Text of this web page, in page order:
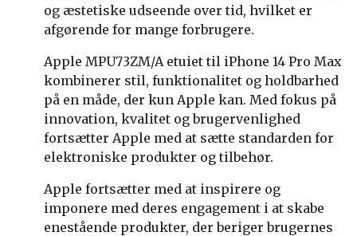
og æstetiske udseende over tid, hvilket er
afgørende for mange forbrugere.
Apple MPU73ZM/A etuiet til iPhone 14 Pro Max
kombinerer stil, funktionalitet og holdbarhed
på en måde, der kun Apple kan. Med fokus på
innovation, kvalitet og brugervenlighed
fortsætter Apple med at sætte standarden for
elektroniske produkter og tilbehør.
Apple fortsætter med at inspirere og
imponere med deres engagement i at skabe
enestående produkter, der beriger brugernes